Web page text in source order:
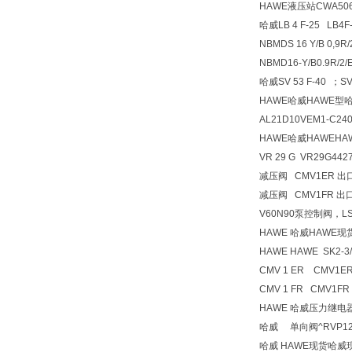
HAWE液压站
哈威LB 4 F-25
NBMDS 16 Y/B
NBMD16-Y/B0.9R/2/
哈威SV 53 F-40 ；
HAWE哈威HAWE型
AL21D10VEM1-
HAWE哈威
VR 29 G
减压阀 CMV1ER 出
减压阀 CMV1FR 出
V60N90泵控制阀，
HAWE 哈威HAWE现
HAWE HAWE SK2-
CMV 1 ER
CMV 1 FR CMV1FR
HAWE 哈威压力继电
哈威 单向阀
哈威 HAWE现货哈威